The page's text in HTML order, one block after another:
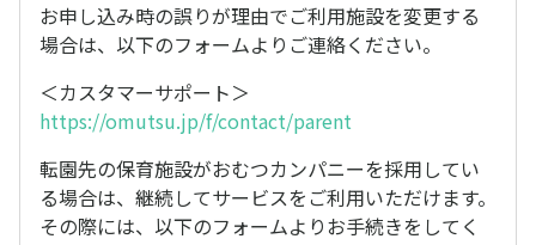
お申し込み時の誤りが理由でご利用施設を変更する
場合は、以下のフォームよりご連絡ください。
＜カスタマーサポート＞
https://omutsu.jp/f/contact/parent
転園先の保育施設がおむつカンパニーを採用してい
る場合は、継続してサービスをご利用いただけます。
その際には、以下のフォームよりお手続きをしてく